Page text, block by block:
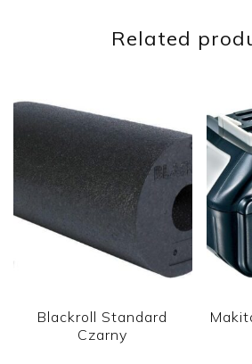
Related
Blackroll Standard
Czarny